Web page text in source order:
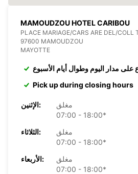
MAMOUDZOU HOTEL CARIBOU
PLACE MARIAGE/CARS ARE DEL/COLL
97600 MAMOUDZOU
MAYOTTE
على مدار اليوم وطوال أيام الأسبوع
Pick up during closing hours
الإثنين:
مغلق
07:00 - 18:00*
الثلاثاء:
مغلق
07:00 - 18:00*
الأربعاء:
مغلق
07:00 - 18:00*